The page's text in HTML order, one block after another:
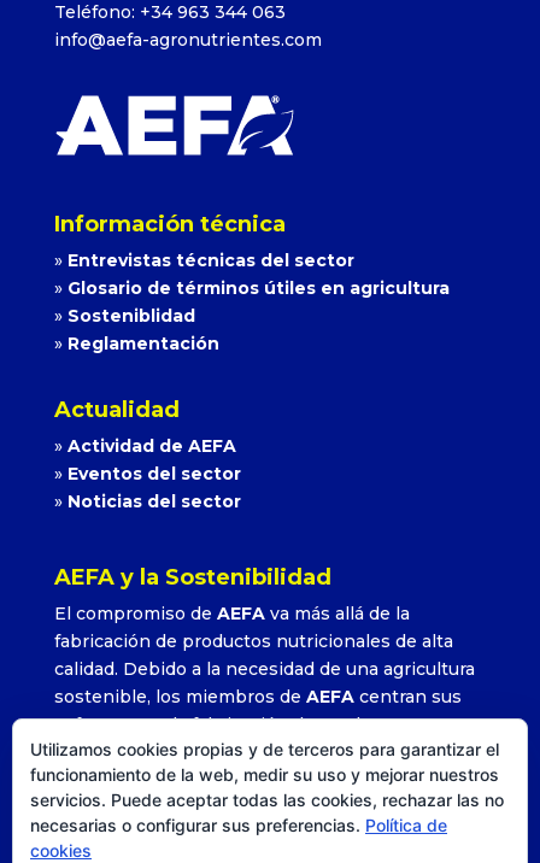
Teléfono: +34 963 344 063
info@aefa-agronutrientes.com
Información técnica
» Entrevistas técnicas del sector
» Glosario de términos útiles en agricultura
» Sosteniblidad
» Reglamentación
Actualidad
» Actividad de AEFA
» Eventos del sector
» Noticias del sector
AEFA y la Sostenibilidad
El compromiso de AEFAva más allá de la
fabricación de productos nutricionales de alta
calidad. Debido a la necesidad de una agricultura
sostenible, los miembros de AEFAcentran sus
esfuerzos en la fabricación de productos que
permitan alcanzar altos rendimientos con la
utilización adecuada y precisa de sus formulados.
»Leer más
Utilizamos cookies propias y de terceros para garantizar el
funcionamiento de la web, medir su uso y mejorar nuestros
servicios. Puede aceptar todas las cookies, rechazar las no
necesarias o configurar sus preferencias. Política de
cookies